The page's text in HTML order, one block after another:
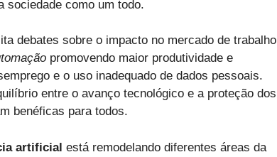
sociedade como um todo.
debates sobre o impacto no mercado de trabalho
promovendo maior produtividade e
e o uso inadequado de dados pessoais.
entre o avanço tecnológico e a proteção dos
benéficas para todos.
artificial está remodelando diferentes áreas da